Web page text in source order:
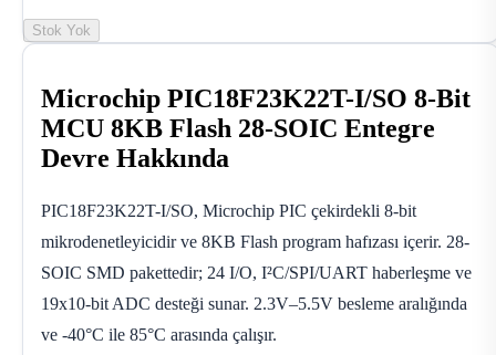
Stok Yok
Microchip PIC18F23K22T-I/SO 8-Bit
MCU 8KB Flash 28-SOIC Entegre
Devre Hakkında
PIC18F23K22T-I/SO, Microchip PIC çekirdekli 8-bit
mikrodenetleyicidir ve 8KB Flash program hafızası içerir. 28-
SOIC SMD pakettedir; 24 I/O, I²C/SPI/UART haberleşme ve
19x10-bit ADC desteği sunar. 2.3V–5.5V besleme aralığında
ve -40°C ile 85°C arasında çalışır.